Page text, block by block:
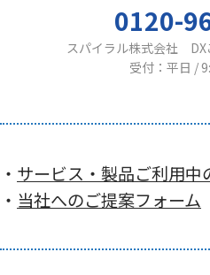
0120-
スパイラル株式会社 DX
受付：平日 /
・ サービス・製品ご利用
・ 当社へのご提案フォーム